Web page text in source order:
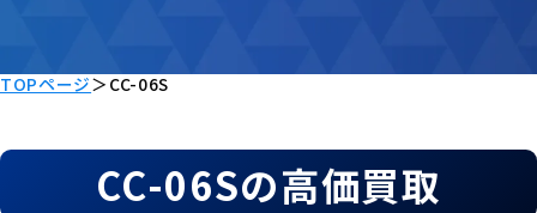
TOPページ＞ CC-06S
CC-06Sの高価買取